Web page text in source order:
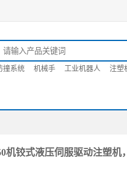
撞系统 机械手 工业机器人 注塑
机铰式液压伺服驱动注塑机